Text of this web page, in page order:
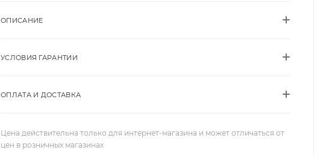
ОПИСАНИЕ
УСЛОВИЯ ГАРАНТИИ
ОПЛАТА И ДОСТАВКА
Цена действительна только для интернет-магазина и может отличаться от
цен в розничных магазинах